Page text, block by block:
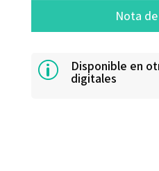
Nota
p Disponible en
digitales